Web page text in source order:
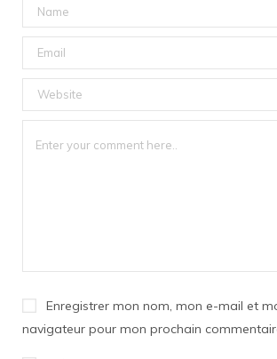
Enregistrer mon nom, mon e-mail et
navigateur pour mon prochain